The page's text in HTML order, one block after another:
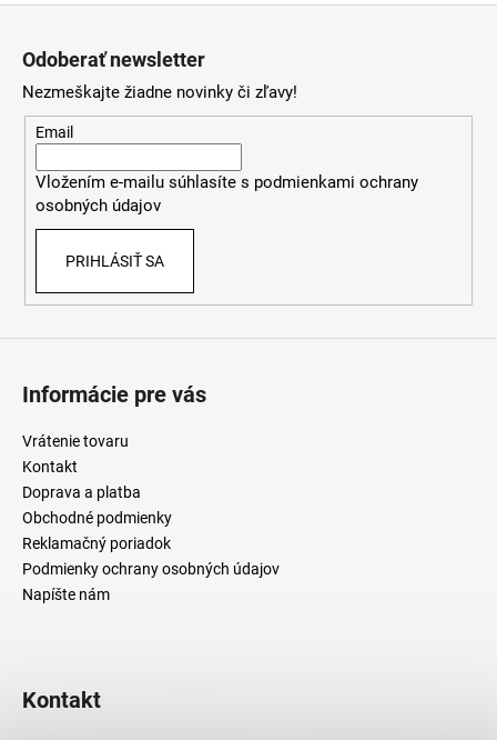
a
c
p
v
ý
Odoberať newsletter
Nezmeškajte žiadne novinky či zľavy!
Email
Vložením e-mailu súhlasíte s podmienkami ochrany
osobných údajov
PRIHLÁSIŤ SA
Informácie pre vás
Vrátenie tovaru
Kontakt
Doprava a platba
Obchodné podmienky
Reklamačný poriadok
Podmienky ochrany osobných údajov
Napíšte nám
Kontakt